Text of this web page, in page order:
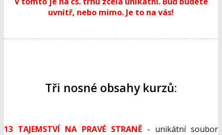
uvnitř, nebo mimo. Je to na vás!
Tři nosné obsahy kurzů:
13 TAJEMSTVÍ NA PRAVÉ STRANĚ - unikátní soubor